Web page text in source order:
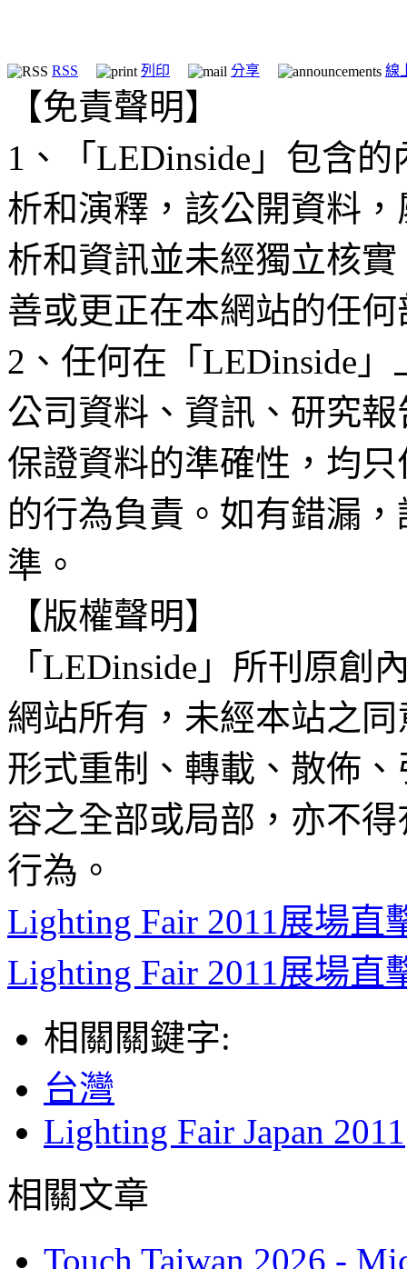
RSS 列印 分享 線
【免責聲明】
1、「LEDinside」包含
析和演釋，該公開資料
析和資訊並未經獨立核
善或更正在本網站的任
2、任何在「LEDinside
公司資料、資訊、研究
保證資料的準確性，均
的行為負責。如有錯漏
準。
【版權聲明】
「LEDinside」所刊原創
網站所有，未經本站之
形式重制、轉載、散佈
容之全部或局部，亦不
行為。
Lighting Fair 2011展場
Lighting Fair 2011展場
相關關鍵字:
台灣
Lighting Fair Japan 2011
相關文章
Touch Taiwan 2026 -